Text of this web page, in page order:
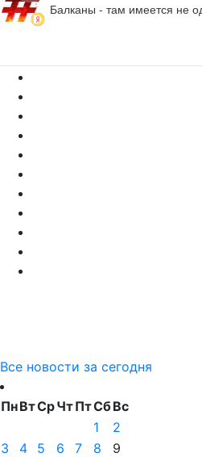
Балканы - там имеется не
Все новости за сегодня
ПнВтСрЧтПтСбВс
1
2
3
4 5 6 7 8
9